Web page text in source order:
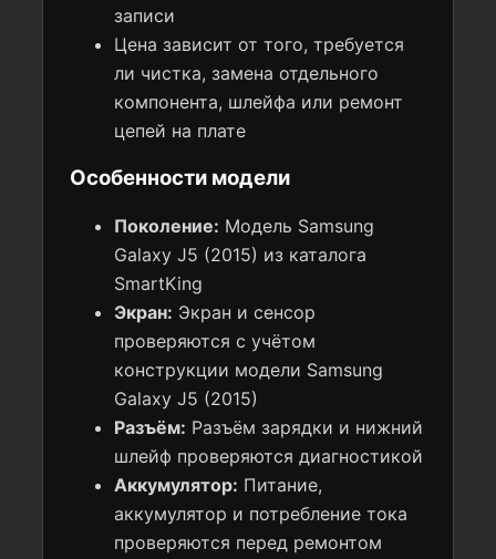
записи
Цена зависит от того, требуется
ли чистка, замена отдельного
компонента, шлейфа или ремонт
цепей на плате
Особенности модели
Поколение: Модель Samsung
Galaxy J5 (2015) из каталога
SmartKing
Экран: Экран и сенсор
проверяются с учётом
конструкции модели Samsung
Galaxy J5 (2015)
Разъём: Разъём зарядки и нижний
шлейф проверяются диагностикой
Аккумулятор: Питание,
аккумулятор и потребление тока
проверяются перед ремонтом